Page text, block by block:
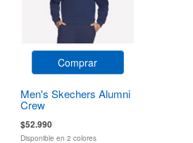
Comprar
Men's Skechers Alumni
Crew
$52.990
Disponible en 2 colores